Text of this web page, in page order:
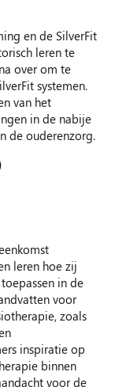
en de SilverFit
leren te
over om te
systemen.
van het
in de nabije
de ouderenzorg.
leren hoe zij
in de
voor
zoals
inspiratie op
binnen
voor de